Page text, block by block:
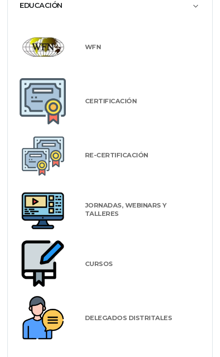
EDUCACIÓN
WFN
CERTIFICACIÓN
RE-CERTIFICACIÓN
JORNADAS, WEBINARS Y
TALLERES
CURSOS
DELEGADOS DISTRITALES